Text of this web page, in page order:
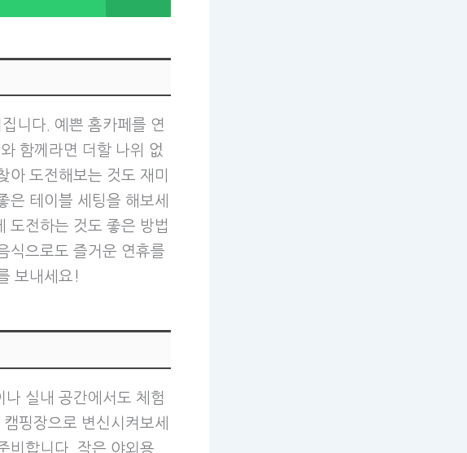
니다. 예쁜 홈카페를 연
함께라면 더할 나위 없
아 도전해보는 것도 재미
은 테이블 세팅을 해보세
도전하는 것도 좋은 방법
식으로도 즐거운 연휴를
보내세요!
실내 공간에서도 체험
핑장으로 변신시켜보세
비합니다. 작은 야외용